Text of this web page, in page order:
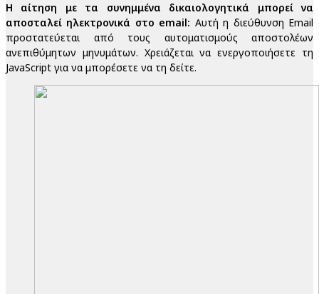
Η αίτηση με τα συνημμένα δικαιολογητικά μπορεί να
αποσταλεί ηλεκτρονικά στο email: Αυτή η διεύθυνση Email
προστατεύεται από τους αυτοματισμούς αποστολέων
ανεπιθύμητων μηνυμάτων. Χρειάζεται να ενεργοποιήσετε τη
JavaScript για να μπορέσετε να τη δείτε.